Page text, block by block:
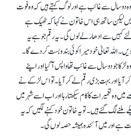
دو سال سے غائب ہے اور لوگ کہتے ہیں کہ وہ فوت
نہیں لیکن ساتھ ہی اس خاتون نے کہا کہ ٹھیک ہے
کہیں سے ادھار لے لوں گی۔ یہ رقم جو ہے یہ
تعالیٰ خود میرا کوئی بندوبست کر دے گا۔
جو دو سال سے غائب تھا واپس آ گیا اور اپنے
آیا اور بہت بڑی رقم لے کر آیا۔ تو اس لڑکے نے
وہ تعمیرات کا کام سیکھتا رہا اور اب اسے شہر میں
لگ گئے ہیں۔ تو یہ خاتون خود کہنے لگیں کہ یہ
ہے اور میں آئندہ ہمیشہ حصہ لوں گی۔